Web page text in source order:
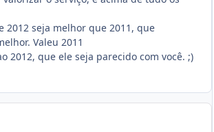
2012 seja melhor que 2011, que
Valeu 2011
2012, que ele seja parecido com você. ;)